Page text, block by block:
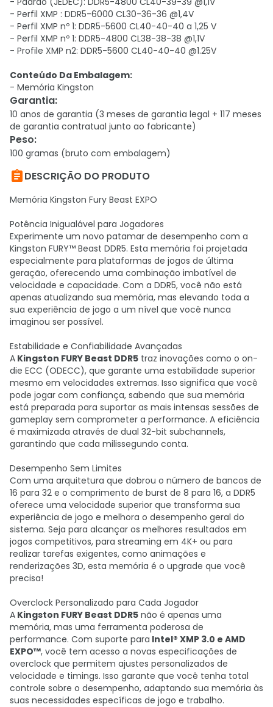
- Perfil XMP : DDR5-6000 CL30-36-36 @1,4V
- Perfil XMP nº 1: DDR5-5600 CL40-40-40 a 1,25 V
- Perfil XMP nº 1: DDR5-4800 CL38-38-38 @1,1V
- Profile XMP n2: DDR5-5600 CL40-40-40 @1.25V
Conteúdo Da Embalagem:
- Memória Kingston
Garantia:
10 anos de garantia (3 meses de garantia legal + 117 meses
de garantia contratual junto ao fabricante)
Peso:
100 gramas (bruto com embalagem)
DESCRIÇÃO DO PRODUTO
Memória Kingston Fury Beast EXPO
Potência Inigualável para Jogadores
Experimente um novo patamar de desempenho com a
Kingston FURY™ Beast DDR5. Esta memória foi projetada
especialmente para plataformas de jogos de última
geração, oferecendo uma combinação imbatível de
velocidade e capacidade. Com a DDR5, você não está
apenas atualizando sua memória, mas elevando toda a
sua experiência de jogo a um nível que você nunca
imaginou ser possível.
Estabilidade e Confiabilidade Avançadas
A Kingston FURY Beast DDR5 traz inovações como o on-
die ECC (ODECC), que garante uma estabilidade superior
mesmo em velocidades extremas. Isso significa que você
pode jogar com confiança, sabendo que sua memória
está preparada para suportar as mais intensas sessões de
gameplay sem comprometer a performance. A eficiência
é maximizada através de dual 32-bit subchannels,
garantindo que cada milissegundo conta.
Desempenho Sem Limites
Com uma arquitetura que dobrou o número de bancos de
16 para 32 e o comprimento de burst de 8 para 16, a DDR5
oferece uma velocidade superior que transforma sua
experiência de jogo e melhora o desempenho geral do
sistema. Seja para alcançar os melhores resultados em
jogos competitivos, para streaming em 4K+ ou para
realizar tarefas exigentes, como animações e
renderizações 3D, esta memória é o upgrade que você
precisa!
Overclock Personalizado para Cada Jogador
A Kingston FURY Beast DDR5 não é apenas uma
memória, mas uma ferramenta poderosa de
performance. Com suporte para Intel® XMP 3.0 e AMD
EXPO™, você tem acesso a novas especificações de
overclock que permitem ajustes personalizados de
velocidade e timings. Isso garante que você tenha total
controle sobre o desempenho, adaptando sua memória às
suas necessidades específicas de jogo e trabalho.